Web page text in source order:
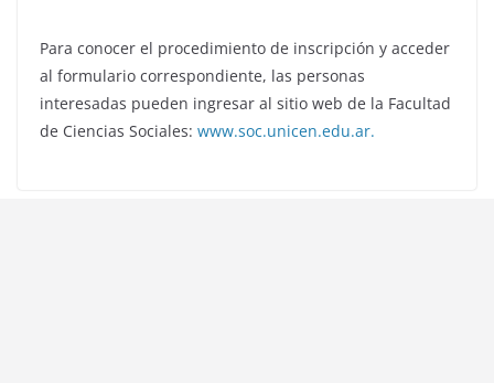
Para conocer el procedimiento de inscripción y acceder
al formulario correspondiente, las personas
interesadas pueden ingresar al sitio web de la Facultad
de Ciencias Sociales: www.soc.unicen.edu.ar.